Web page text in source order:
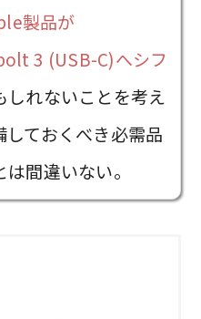
製品が
3 (USB-C)へシフ
しれないことを考え
しておくべき必需品
間違いない。